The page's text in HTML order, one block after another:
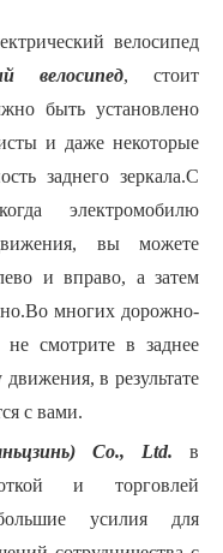
велосипед
велосипед, стоит
быть установлено
и даже некоторые
заднего зеркала.С
электромобилю
вы можете
и вправо, а затем
многих дорожно-
смотрите в заднее
в результате
с вами.
Co., Ltd. в
и торговлей
усилия для